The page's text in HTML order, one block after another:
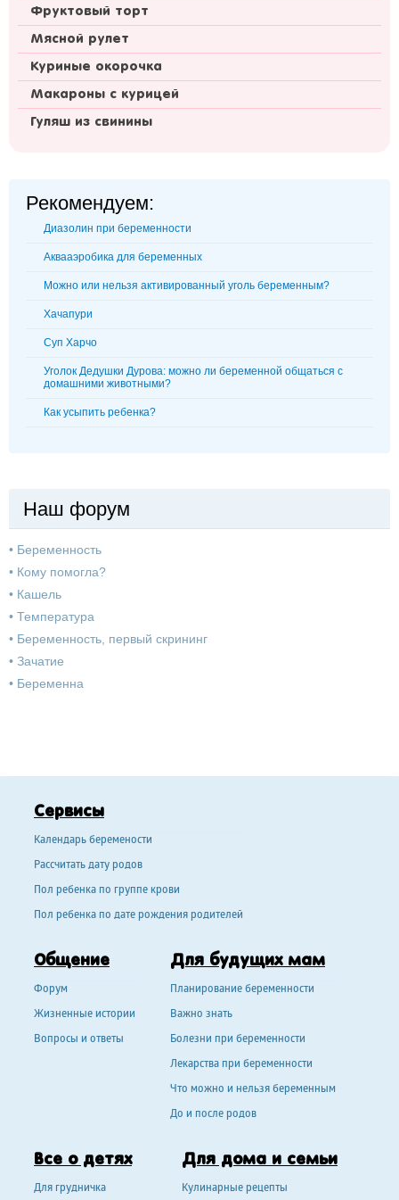
Фруктовый торт
Мясной рулет
Куриные окорочка
Макароны с курицей
Гуляш из свинины
Рекомендуем:
Диазолин при беременности
Аквааэробика для беременных
Можно или нельзя активированный уголь беременным?
Хачапури
Суп Харчо
Уголок Дедушки Дурова: можно ли беременной общаться с
домашними животными?
Как усыпить ребенка?
Наш форум
• Беременность
• Кому помогла?
• Кашель
• Температура
• Беременность, первый скрининг
• Зачатие
• Беременна
Сервисы
Календарь беремености
Рассчитать дату родов
Пол ребенка по группе крови
Пол ребенка по дате рождения родителей
Общение
Форум
Жизненные истории
Вопросы и ответы
Для будущих мам
Планирование беременности
Важно знать
Болезни при беременности
Лекарства при беременности
Что можно и нельзя беременным
До и после родов
Все о детях
Для грудничка
Для дома и семьи
Кулинарные рецепты